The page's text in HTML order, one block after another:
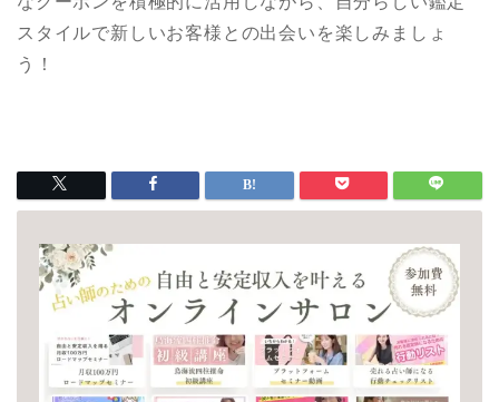
スタイルで新しいお客様との出会いを楽しみましょ
う！